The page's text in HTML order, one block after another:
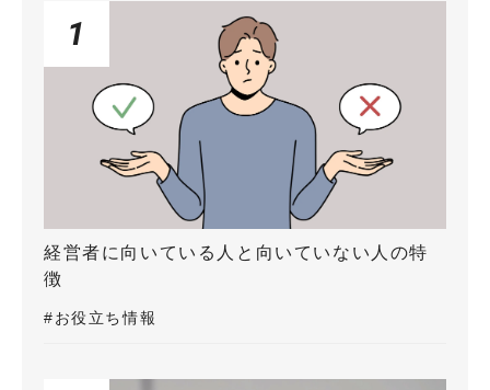
1
経営者に向いている人と向いていない人の特
徴
#お役立ち情報